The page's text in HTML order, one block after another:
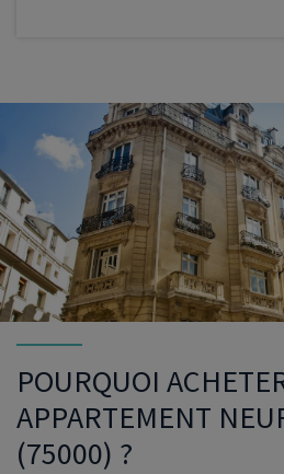
POURQUOI
APPARTEMENT
(75000) ?